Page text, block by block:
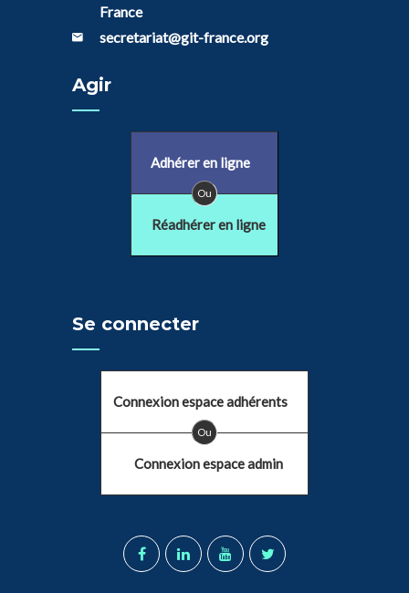
France
secretariat@git-france.org
Agir
Adhérer en ligne
Ou
Réadhérer en ligne
Se connecter
Connexion espace adhérents
Ou
Connexion espace admin